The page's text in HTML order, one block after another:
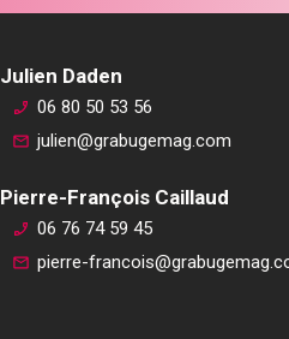
Julien Daden
06 80 50 53 56
julien@grabugemag.com
Pierre-François Caillaud
06 76 74 59 45
pierre-